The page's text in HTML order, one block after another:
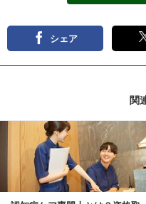
シェア
関
記事を読